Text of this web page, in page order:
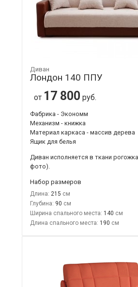
Диван
Лондон 140 ППУ
от 17 800 руб.
Фабрика - Экономм
Механизм - книжка
Материал каркаса - массив дерева
Ящик для белья
Диван исполняется в ткани
фото).
Набор размеров
Длина: 215
Глубина: 90
Ширина спального места: 140
Длина спального места: 190